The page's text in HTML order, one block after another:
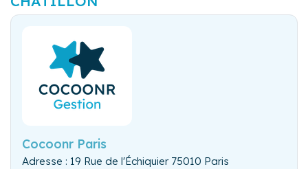
Cocoonr Paris
Adresse : 19 Rue de l'Échiquier 75010 Paris